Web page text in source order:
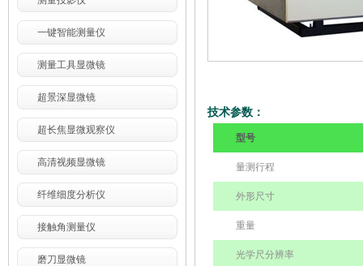
一键智能测量仪
测量工具显微镜
超景深显微镜
超长焦显微观察仪
高清视频显微镜
纤维细度分析仪
接触角测量仪
磨刀显微镜
技术参数：
型号
量测行程
外形尺寸
重量
光学尺分辨率